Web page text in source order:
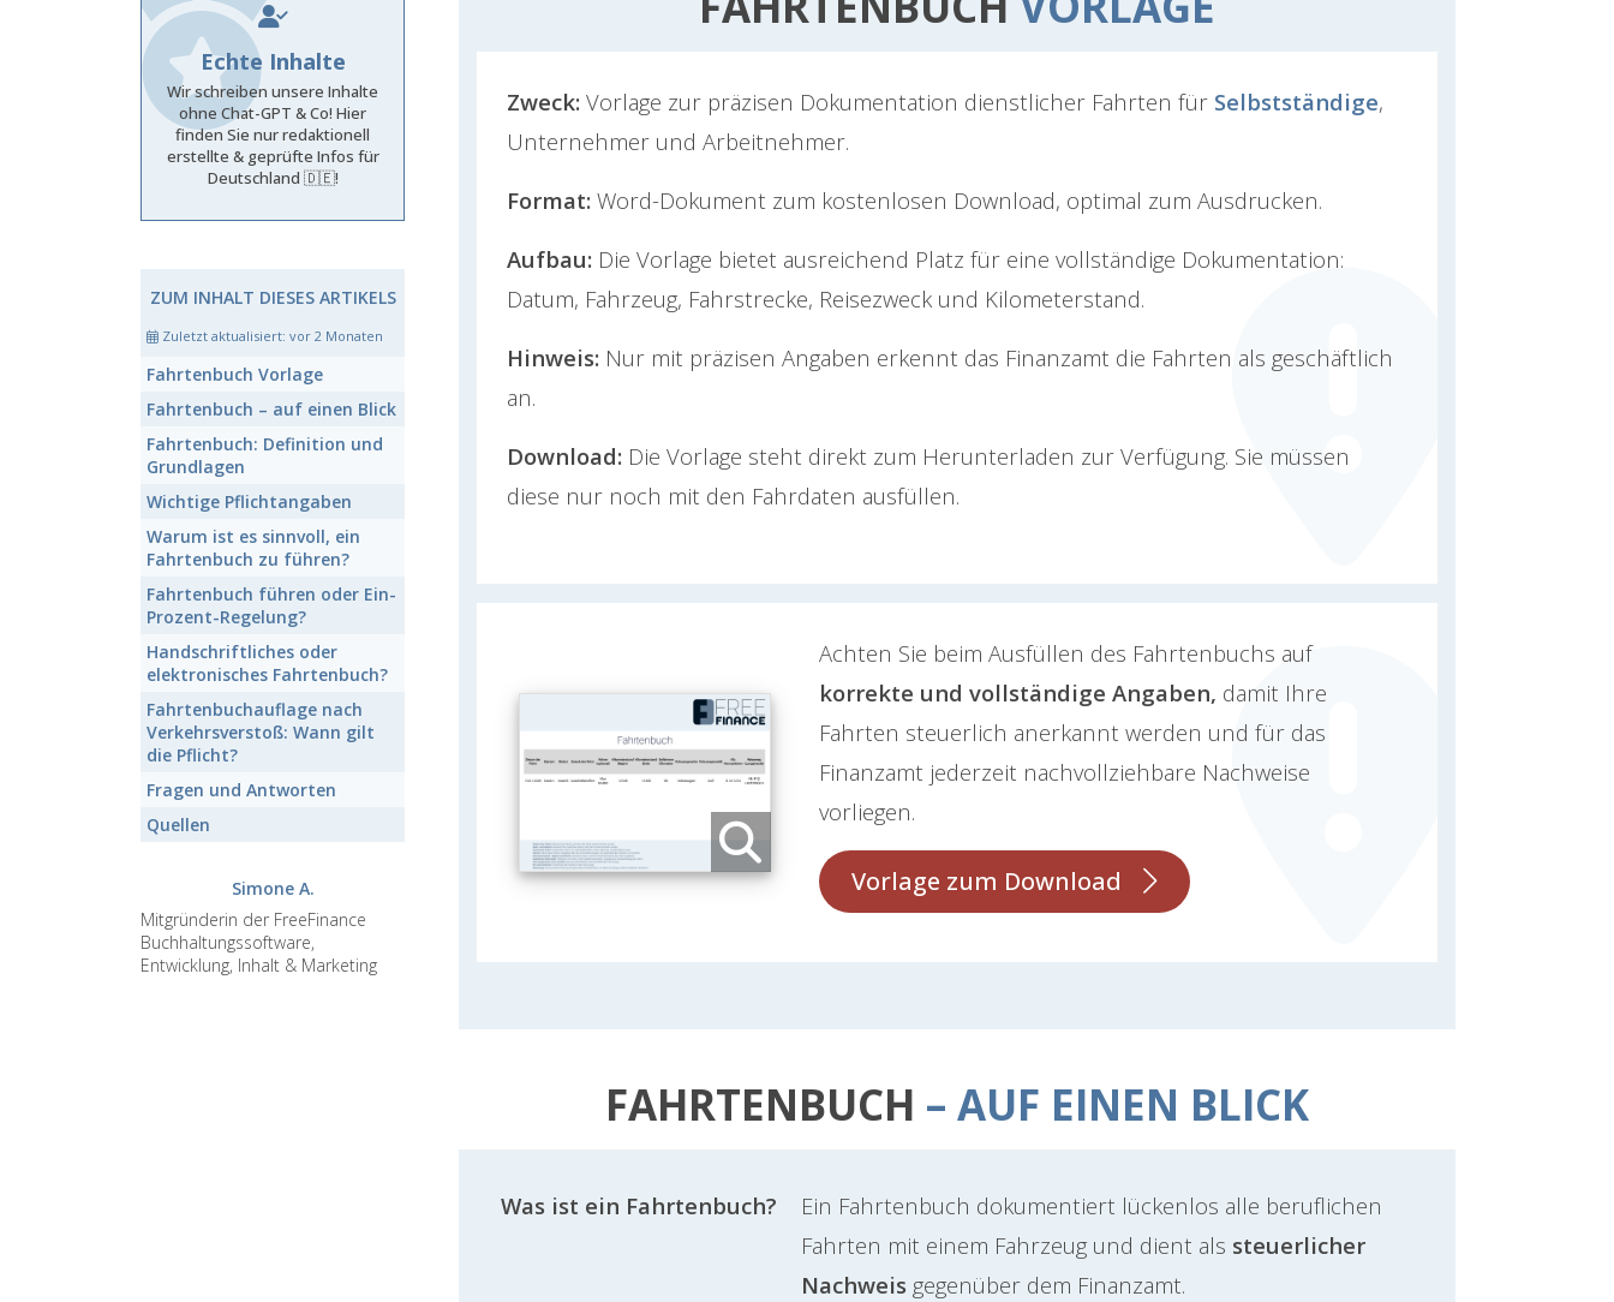
Echte Inhalte
Wir schreiben unsere Inhalte
ohne Chat-GPT & Co! Hier
finden Sie nur redaktionell
erstellte & geprüfte Infos für
Deutschland 🇩🇪!
ZUM INHALT DIESES ARTIKELS
Zuletzt aktualisiert: vor 2 Monaten
Fahrtenbuch Vorlage
Fahrtenbuch – auf einen Blick
Fahrtenbuch: Definition und
Grundlagen
Wichtige Pflichtangaben
Warum ist es sinnvoll, ein
Fahrtenbuch zu führen?
Fahrtenbuch führen oder Ein-
Prozent-Regelung?
Handschriftliches oder
elektronisches Fahrtenbuch?
Fahrtenbuchauflage nach
Verkehrsverstoß: Wann gilt
die Pflicht?
Fragen und Antworten
Quellen
Simone A.
Mitgründerin der FreeFinance
Buchhaltungssoftware,
Entwicklung, Inhalt & Marketing
Zweck: Vorlage zur präzisen Dokumentation dienstlicher Fahrten für Selbstständige,
Unternehmer und Arbeitnehmer.
Format: Word-Dokument zum kostenlosen Download, optimal zum Ausdrucken.
Aufbau: Die Vorlage bietet ausreichend Platz für eine vollständige Dokumentation:
Datum, Fahrzeug, Fahrstrecke, Reisezweck und Kilometerstand.
Hinweis: Nur mit präzisen Angaben erkennt das Finanzamt die Fahrten als geschäftlich
an.
Download: Die Vorlage steht direkt zum Herunterladen zur Verfügung. Sie müssen
diese nur noch mit den Fahrdaten ausfüllen.
Achten Sie beim Ausfüllen des Fahrtenbuchs auf
korrekte und vollständige Angaben, damit Ihre
Fahrten steuerlich anerkannt werden und für das
Finanzamt jederzeit nachvollziehbare Nachweise
vorliegen.
Vorlage zum Download
FAHRTENBUCH – AUF EINEN BLICK
Was ist ein Fahrtenbuch?
Ein Fahrtenbuch dokumentiert lückenlos alle beruflichen
Fahrten mit einem Fahrzeug und dient als steuerlicher
Nachweis gegenüber dem Finanzamt.